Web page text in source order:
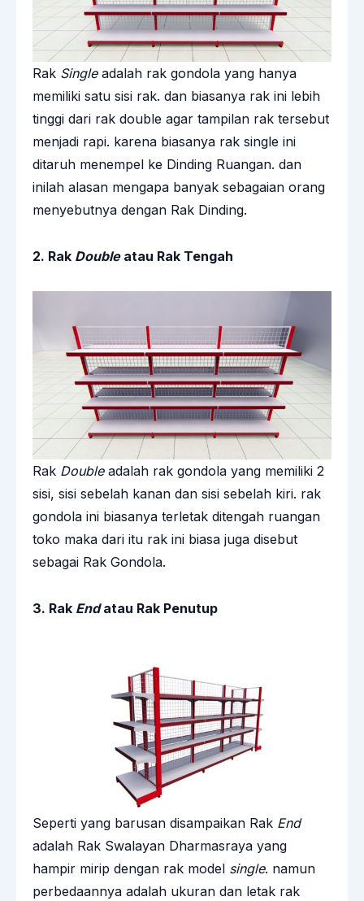
Rak Singleadalah rak gondola yang hanya
memiliki satu sisi rak. dan biasanya rak ini lebih
tinggi dari rak double agar tampilan rak tersebut
menjadi rapi. karena biasanya rak single ini
ditaruh menempel ke Dinding Ruangan. dan
inilah alasan mengapa banyak sebagaian orang
menyebutnya dengan Rak Dinding.
2. Rak Doubleatau Rak Tengah
Rak Doubleadalah rak gondola yang memiliki 2
sisi, sisi sebelah kanan dan sisi sebelah kiri. rak
gondola ini biasanya terletak ditengah ruangan
toko maka dari itu rak ini biasa juga disebut
sebagai Rak Gondola.
3. Rak Endatau Rak Penutup
Seperti yang barusan disampaikan Rak End
adalah Rak Swalayan Dharmasraya yang
hampir mirip dengan rak model single. namun
perbedaannya adalah ukuran dan letak rak